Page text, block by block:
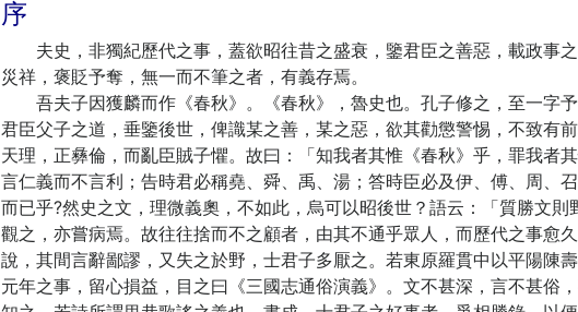
序
夫史，非獨紀歷代之事，蓋欲昭往昔之盛衰，鑒君臣之善惡，載政事
災祥，褒貶予奪，無一而不筆之者，有義存焉。
吾夫子因獲麟而作《春秋》。《春秋》，魯史也。孔子修之，至一字
君臣父子之道，垂鑒後世，俾識某之善，某之惡，欲其勸懲警惕，不致有
天理，正彝倫，而亂臣賊子懼。故曰：「知我者其惟《春秋》乎，罪我者
言仁義而不言利；告時君必稱堯、舜、禹、湯；答時臣必及伊、傅、周、
而已乎?然史之文，理微義奧，不如此，烏可以昭後世？語云：「質勝文
觀之，亦嘗病焉。故往往捨而不之顧者，由其不通乎眾人，而歷代之事愈
說，其間言辭鄙謬，又失之於野，士君子多厭之。若東原羅貫中以平陽陳
元年之事，留心損益，目之曰《三國志通俗演義》。文不甚深，言不甚俗